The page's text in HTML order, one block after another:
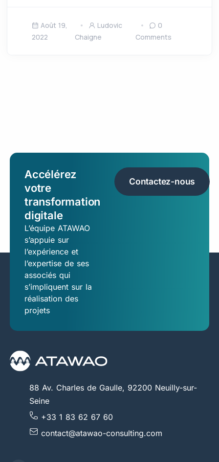
Août 19,
2022
Ludovic
Chaigne
0
Comments
Accélérez
votre
transformation
digitale
L’équipe ATAWAO
s’appuie sur
l’expérience et
l’expertise de ses
associés qui
s’impliquent sur la
réalisation des
projets
Contactez-nous
88 Av. Charles de Gaulle, 92200 Neuilly-sur-
Seine
+33 1 83 62 67 60
contact@atawao-consulting.com